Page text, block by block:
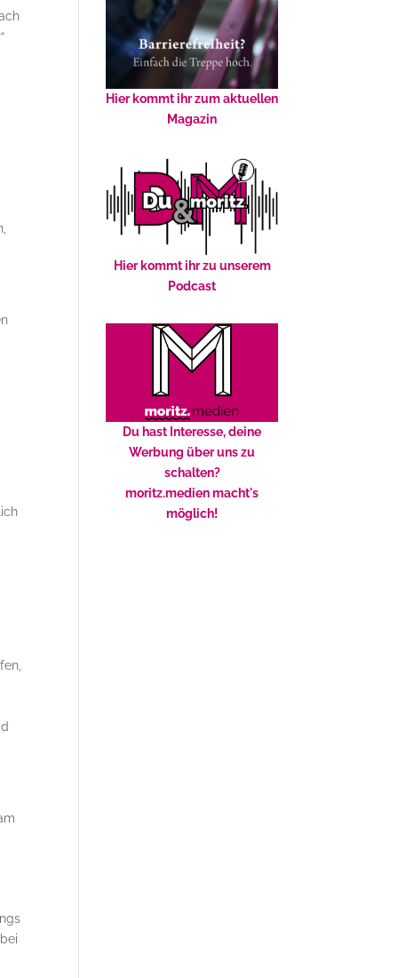
Hier kommt ihr zum aktuellen
Magazin
Hier kommt ihr zu unserem
Podcast
Du hast Interesse, deine
Werbung über uns zu
schalten?
moritz.medien macht's
möglich!